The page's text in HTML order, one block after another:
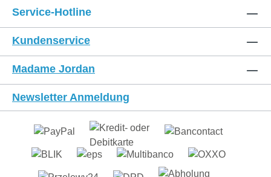
Service-Hotline
Kundenservice
Madame Jordan
Newsletter Anmeldung